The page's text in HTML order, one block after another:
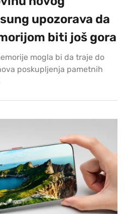
upozorava da
biti još gora
mogla bi da traje do
poskupljenja pametnih